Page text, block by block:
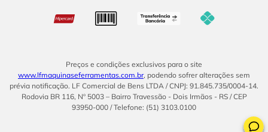
Preços e condições exclusivos para o site
www.lfmaquinaseferramentas.com.br, podendo sofrer alterações sem
prévia notificação. LF Comercial de Bens LTDA / CNPJ: 91.845.735/0004-14.
Rodovia BR 116, Nº 5003 – Bairro Travessão - Dois Irmãos - RS / CEP
93950-000 / Telefone: (51) 3103.0100